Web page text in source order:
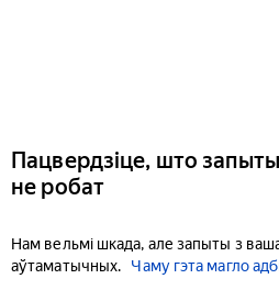
Пацвердзіце, што
не робат
Нам вельмі шкада, але запыты з
аўтаматычных.
Чаму гэта магло